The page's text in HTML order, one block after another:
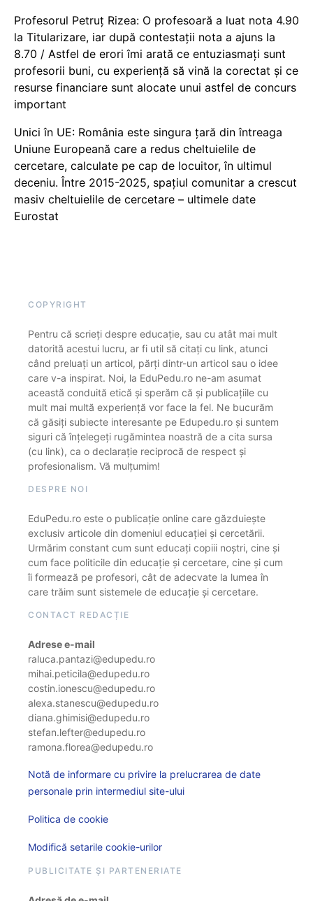
Profesorul Petruț Rizea: O profesoară a luat nota 4.90
la Titularizare, iar după contestații nota a ajuns la
8.70 / Astfel de erori îmi arată ce entuziasmați sunt
profesorii buni, cu experiență să vină la corectat și ce
resurse financiare sunt alocate unui astfel de concurs
important
Unici în UE: România este singura țară din întreaga
Uniune Europeană care a redus cheltuielile de
cercetare, calculate pe cap de locuitor, în ultimul
deceniu. Între 2015-2025, spațiul comunitar a crescut
masiv cheltuielile de cercetare – ultimele date
Eurostat
COPYRIGHT
Pentru că scrieți despre educație, sau cu atât mai mult
datorită acestui lucru, ar fi util să citați cu link, atunci
când preluați un articol, părți dintr-un articol sau o idee
care v-a inspirat. Noi, la EduPedu.ro ne-am asumat
această conduită etică și sperăm că și publicațiile cu
mult mai multă experiență vor face la fel. Ne bucurăm
că găsiți subiecte interesante pe Edupedu.ro și suntem
siguri că înțelegeți rugămintea noastră de a cita sursa
(cu link), ca o declarație reciprocă de respect și
profesionalism. Vă mulțumim!
DESPRE NOI
EduPedu.ro este o publicație online care găzduiește
exclusiv articole din domeniul educației și cercetării.
Urmărim constant cum sunt educați copiii noștri, cine și
cum face politicile din educație și cercetare, cine și cum
îi formează pe profesori, cât de adecvate la lumea în
care trăim sunt sistemele de educație și cercetare.
CONTACT REDACȚIE
Adrese e-mail
raluca.pantazi@edupedu.ro
mihai.peticila@edupedu.ro
costin.ionescu@edupedu.ro
alexa.stanescu@edupedu.ro
diana.ghimisi@edupedu.ro
stefan.lefter@edupedu.ro
ramona.florea@edupedu.ro
Notă de informare cu privire la prelucrarea de date
personale prin intermediul site-ului
Politica de cookie
Modifică setarile cookie-urilor
PUBLICITATE ȘI PARTENERIATE